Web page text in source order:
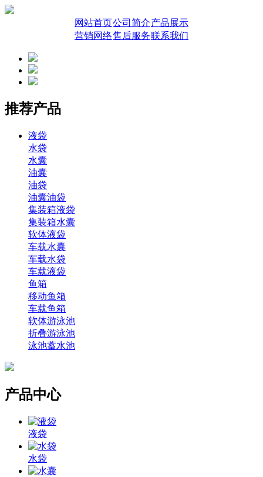
网站首页公司简介产品展示
营销网络售后服务联系我们
推荐产品
液袋
水袋
水囊
油囊
油袋
油囊油袋
集装箱液袋
集装箱水囊
软体液袋
车载水囊
车载水袋
车载液袋
鱼箱
移动鱼箱
车载鱼箱
软体游泳池
折叠游泳池
泳池蓄水池
产品中心
液袋
水袋